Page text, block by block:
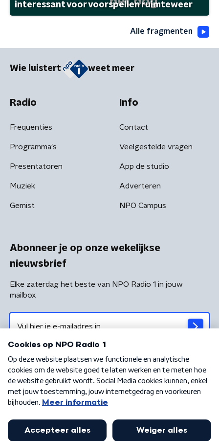
interessant voor voorspellen ruimteweer
Alle fragmenten
Wie luistert weet meer
Radio
Frequenties
Programma's
Presentatoren
Muziek
Gemist
Info
Contact
Veelgestelde vragen
App de studio
Adverteren
NPO Campus
Abonneer je op onze wekelijkse
nieuwsbrief
Elke zaterdag het beste van NPO Radio 1 in jouw
mailbox
Algemene voorwaarden